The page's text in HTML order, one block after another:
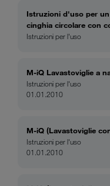
Istruzioni d'uso per
cinghia circolare con
Istruzioni per l'uso
M-iQ Lavastoviglie a
Istruzioni per l'uso
01.01.2010
M-iQ (Lavastoviglie
Istruzioni per l'uso
01.01.2010